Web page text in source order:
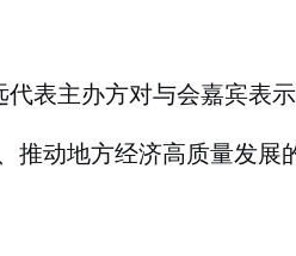
表主办方对与会嘉宾表
推动地方经济高质量发展